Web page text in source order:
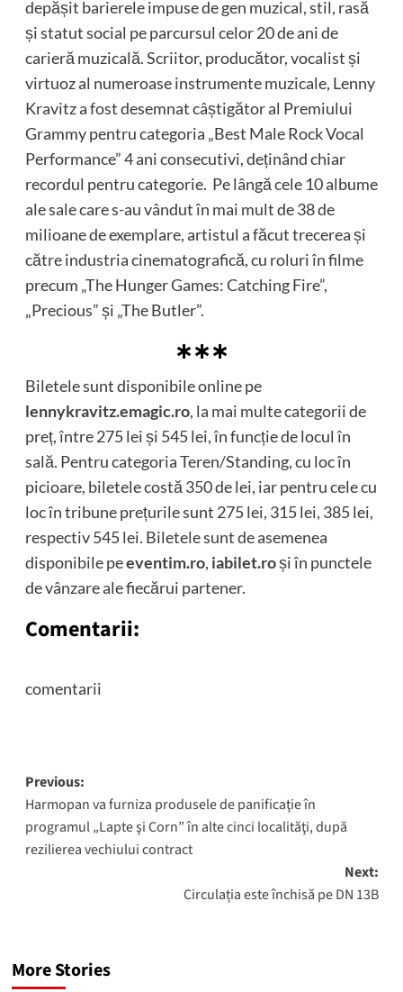
depășit barierele impuse de gen muzical, stil, rasă
și statut social pe parcursul celor 20 de ani de
carieră muzicală. Scriitor, producător, vocalist și
virtuoz al numeroase instrumente muzicale, Lenny
Kravitz a fost desemnat câștigător al Premiului
Grammy pentru categoria „Best Male Rock Vocal
Performance” 4 ani consecutivi, deținând chiar
recordul pentru categorie. Pe lângă cele 10 albume
ale sale care s-au vândut în mai mult de 38 de
milioane de exemplare, artistul a făcut trecerea și
către industria cinematografică, cu roluri în filme
precum „The Hunger Games: Catching Fire”,
„Precious” și „The Butler”.
∗∗∗
Biletele sunt disponibile online pe
lennykravitz.emagic.ro, la mai multe categorii de
preț, între 275 lei și 545 lei, în funcție de locul în
sală. Pentru categoria Teren/Standing, cu loc în
picioare, biletele costă 350 de lei, iar pentru cele cu
loc în tribune prețurile sunt 275 lei, 315 lei, 385 lei,
respectiv 545 lei. Biletele sunt de asemenea
disponibile peeventim.ro, iabilet.roși în punctele
de vânzare ale fiecărui partener.
Comentarii:
comentarii
Post
navigation
Previous:
Harmopan va furniza produsele de panificaţie în
programul „Lapte şi Corn” în alte cinci localităţi, după
rezilierea vechiului contract
Next:
Circulația este închisă pe DN 13B
More Stories